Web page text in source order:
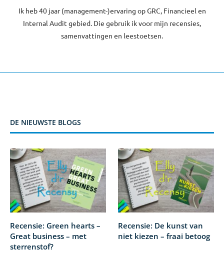
Ik heb 40 jaar (management-)ervaring op GRC, Financieel en
Internal Audit gebied. Die gebruik ik voor mijn recensies,
samenvattingen en leestoetsen.
DE NIEUWSTE BLOGS
Recensie: Green hearts –
Great business – met
sterrenstof?
Recensie: De kunst van
niet kiezen – fraai betoog